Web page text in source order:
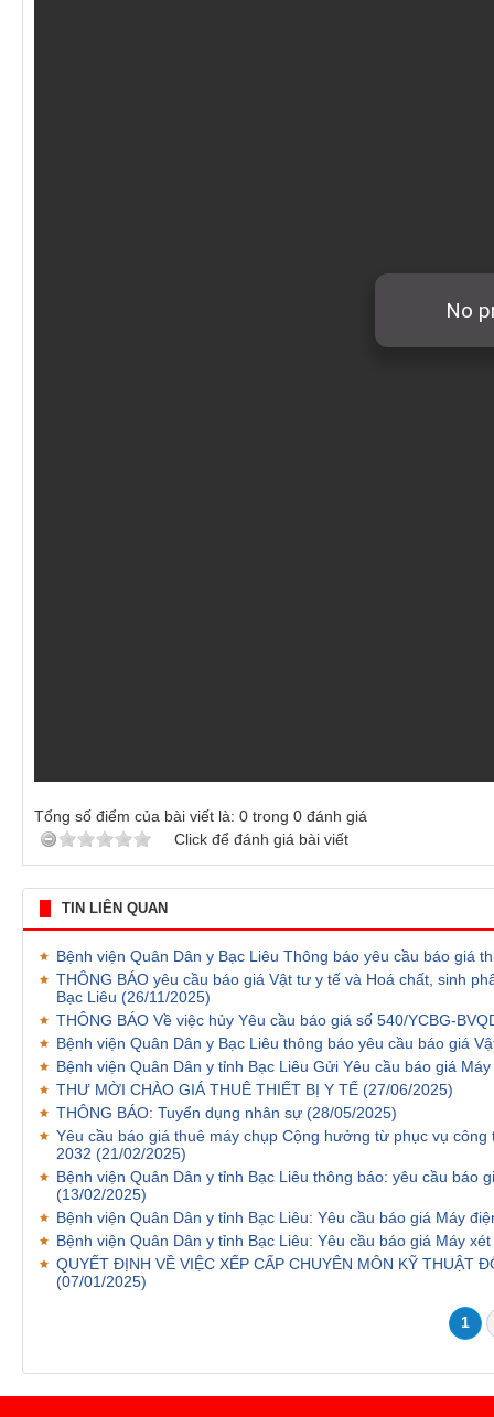
Tổng số điểm của bài viết là: 0 trong 0 đánh giá
Click để đánh giá bài viết
TIN LIÊN QUAN
Bệnh viện Quân Dân y Bạc Liêu Thông báo yêu cầu báo giá
THÔNG BÁO yêu cầu báo giá Vật tư y tế và Hoá chất, sinh
Bạc Liêu (26/11/2025)
THÔNG BÁO Về việc hủy Yêu cầu báo giá số 540/YCBG-
Bệnh viện Quân Dân y Bạc Liêu thông báo yêu cầu báo giá
Bệnh viện Quân Dân y tỉnh Bạc Liêu Gửi Yêu cầu báo giá
THƯ MỜI CHÀO GIÁ THUÊ THIẾT BỊ Y TẾ (27/06/2025)
THÔNG BÁO: Tuyển dụng nhân sự (28/05/2025)
Yêu cầu báo giá thuê máy chụp Cộng hưởng từ phục vụ
2032 (21/02/2025)
Bệnh viện Quân Dân y tỉnh Bạc Liêu thông báo: yêu cầu báo
(13/02/2025)
Bệnh viện Quân Dân y tỉnh Bạc Liêu: Yêu cầu báo giá Máy
Bệnh viện Quân Dân y tỉnh Bạc Liêu: Yêu cầu báo giá Máy
QUYẾT ĐỊNH VỀ VIỆC XẾP CẤP CHUYÊN MÔN KỸ THUẬT
(07/01/2025)
1